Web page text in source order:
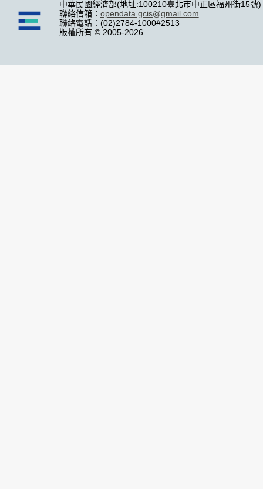
中華民國經濟部(地址:100210臺北市中正區福州街15號)
聯絡信箱： opendata.gcis@gmail.com
聯絡電話：(02)2784-1000#2513
版權所有 © 2005-2026